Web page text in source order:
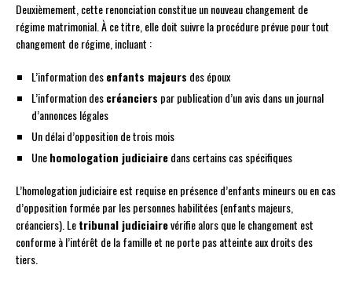
Deuxièmement, cette renonciation constitue un nouveau changement de
régime matrimonial. À ce titre, elle doit suivre la procédure prévue pour tout
changement de régime, incluant :
L’information desenfants majeurs des époux
L’information descréanciers par publication d’un avis dans un journal
d’annonces légales
Un délai d’opposition de trois mois
Unehomologation judiciairedans certains cas spécifiques
L’homologation judiciaire est requise en présence d’enfants mineurs ou en cas
d’opposition formée par les personnes habilitées (enfants majeurs,
créanciers). Letribunal judiciairevérifie alors que le changement est
conforme à l’intérêt de la famille et ne porte pas atteinte aux droits des
tiers.